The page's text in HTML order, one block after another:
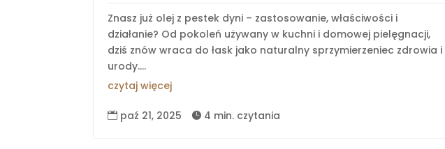
Znasz już olej z pestek dyni – zastosowanie, właściwości i
działanie? Od pokoleń używany w kuchni i domowej pielęgnacji,
dziś znów wraca do łask jako naturalny sprzymierzeniec zdrowia i
urody....
czytaj więcej
 paź 21, 2025  4 min. czytania